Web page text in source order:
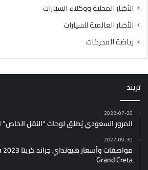
الأخبار المحلية ووكلاء السيارات
الأخبار العالمية للسيارات
رياضة المحركات
تريند
2022-07-28
المرور السعودي يُطلق لوحات “النقل الخاص”
2022-09-30
Grand Creta